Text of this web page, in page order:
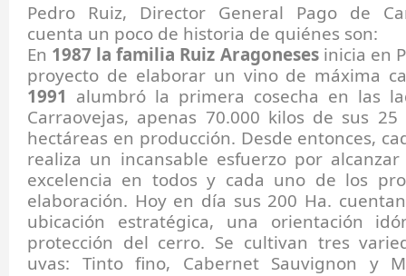
Pedro Ruiz, Director General Pago de
cuenta un poco de historia de quiénes son:
En 1987 la familia Ruiz Aragoneses inicia en
proyecto de elaborar un vino de máxima
1991 alumbró la primera cosecha en las
Carraovejas, apenas 70.000 kilos de sus
hectáreas en producción. Desde entonces,
realiza un incansable esfuerzo por
excelencia en todos y cada uno de los
elaboración. Hoy en día sus 200 Ha.
ubicación estratégica, una orientación
protección del cerro. Se cultivan tres
uvas: Tinto fino, Cabernet Sauvignon y